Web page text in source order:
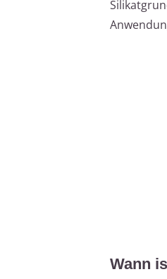
Wann